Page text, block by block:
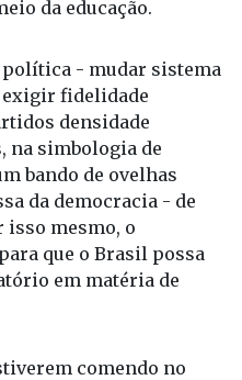
da educação.
- mudar sistema
exigir fidelidade
densidade
na simbologia de
bando de ovelhas
da democracia - de
isso mesmo, o
que o Brasil possa
em matéria de
comendo no